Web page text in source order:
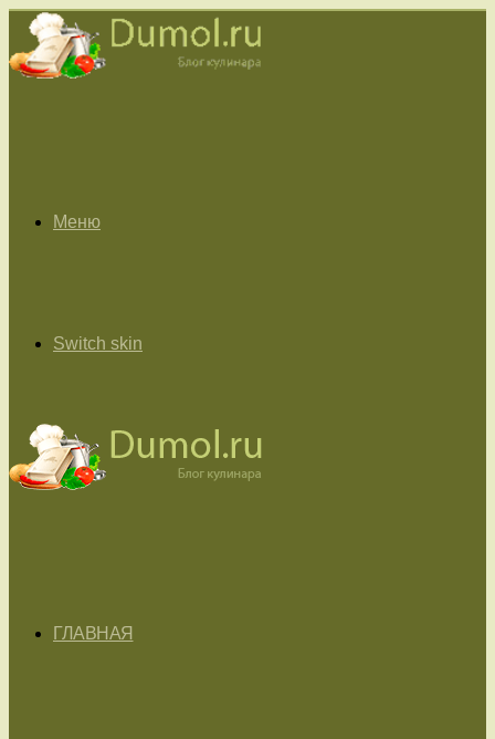
Меню
Switch skin
ГЛАВНАЯ